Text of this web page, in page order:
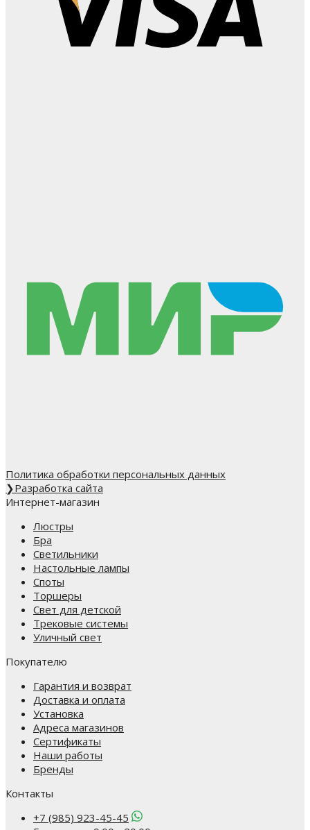
Политика обработки персональных данных
❯Разработка сайта
Интернет-магазин
Люстры
Бра
Светильники
Настольные лампы
Споты
Торшеры
Свет для детской
Трековые системы
Уличный свет
Покупателю
Гарантия и возврат
Доставка и оплата
Установка
Адреса магазинов
Сертификаты
Наши работы
Бренды
Контакты
+7 (985) 923-45-45